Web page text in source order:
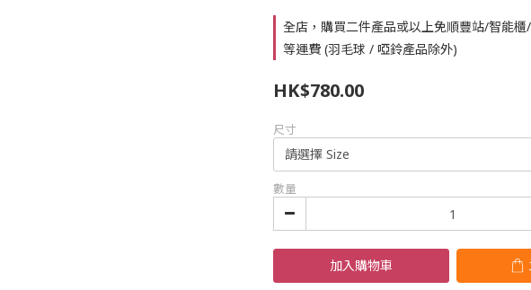
全店，購買二件產品或以上免順豐站/智能
等運費 (羽毛球 / 啞鈴產品除外)
HK$780.00
尺寸
數量
加入購物車